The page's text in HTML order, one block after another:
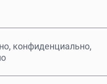
конфиденциально,